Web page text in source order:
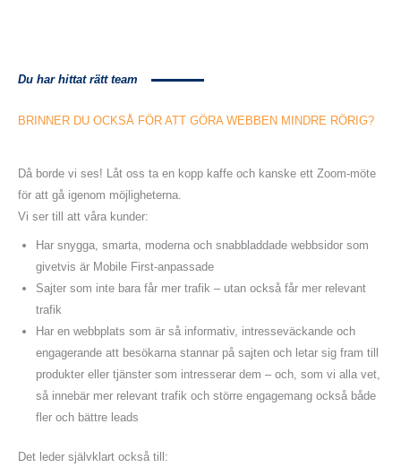
Du har hittat rätt team
BRINNER DU OCKSÅ FÖR ATT GÖRA WEBBEN MINDRE RÖRIG?
Då borde vi ses! Låt oss ta en kopp kaffe och kanske ett Zoom-möte
för att gå igenom möjligheterna.
Vi ser till att våra kunder:
Har snygga, smarta, moderna och snabbladdade webbsidor som
givetvis är Mobile First-anpassade
Sajter som inte bara får mer trafik – utan också får mer relevant
trafik
Har en webbplats som är så informativ, intresseväckande och
engagerande att besökarna stannar på sajten och letar sig fram till
produkter eller tjänster som intresserar dem – och, som vi alla vet,
så innebär mer relevant trafik och större engagemang också både
fler och bättre leads
Det leder självklart också till: